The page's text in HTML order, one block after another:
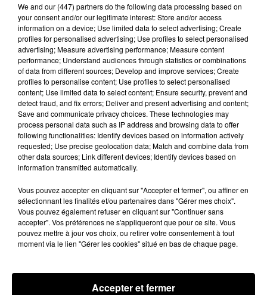
Le SICTOM BBI collecte vos déchets
amiantés
La collecte se fait sous conditions et pour un nombre
limité de personnes, sur incription.
A LA UNE Voir plus
We and our (447) partnersdo the following data processing based on
your consent and/or our legitimate interest: Store and/or access
information on a device; Use limited data to select advertising; Create
profiles for personalised advertising; Use profiles to select personalised
advertising; Measure advertising performance; Measure content
performance; Understand audiences through statistics or combinations
of data from different sources; Develop and improve services; Create
profiles to personalise content; Use profiles to select personalised
content; Use limited data to select content; Ensure security, prevent and
detect fraud, and fix errors; Deliver and present advertising and content;
Save and communicate privacy choices. These technologies may
process personal data such as IP address and browsing data to offer
following functionalities: Identify devices based on information actively
requested; Use precise geolocation data; Match and combine data from
other data sources; Link different devices; Identify devices based on
information transmitted automatically.
Vous pouvez accepter en cliquant sur "Accepter et fermer", ou affiner en
sélectionnant les finalités et/ou partenaires dans "Gérer mes choix".
Vous pouvez également refuser en cliquant sur "Continuer sans
accepter". Vos préférences ne s'appliqueront que pour ce site. Vous
pouvez mettre à jour vos choix, ou retirer votre consentement à tout
moment via le lien "Gérer les cookies" situé en bas de chaque page.
Accepter et fermer